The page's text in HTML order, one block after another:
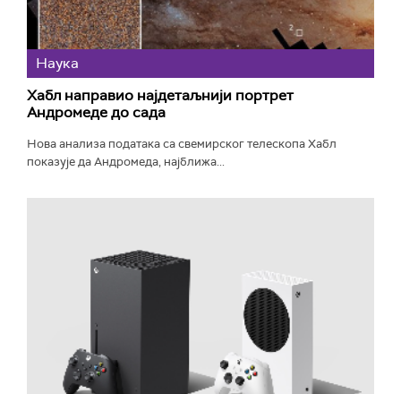
Наука
Хабл направио најдетаљнији портрет
Андромеде до сада
Нова анализа података са свемирског телескопа Хабл
показује да Андромеда, најближа...